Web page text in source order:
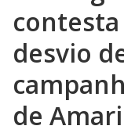
desvio
de